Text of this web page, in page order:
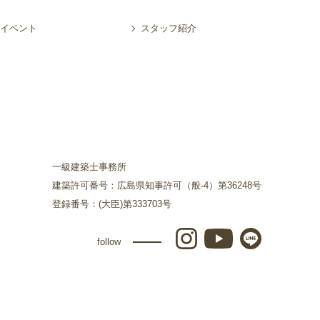
イベント スタッフ紹介
一級建築士事務所
建築許可番号：広島県知事許可（般-4）第36248号
登録番号：(大臣)第333703号